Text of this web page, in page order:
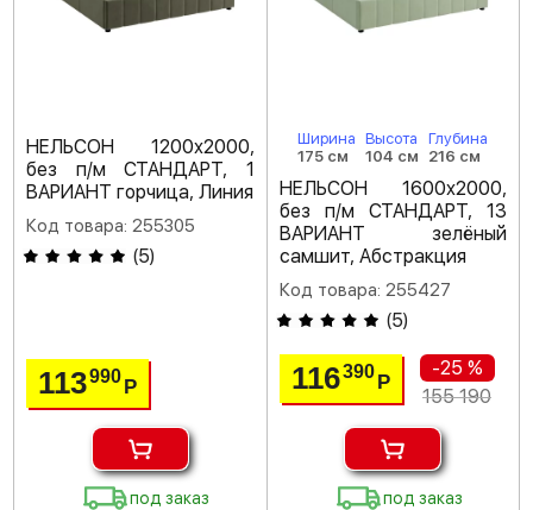
НЕЛЬСОН 1200х2000,
без п/м СТАНДАРТ, 1
ВАРИАНТ горчица, Линия
Код товара: 255305
(5)
113990 Р
под заказ
Ширина
175 см
Высота
104 см
Глубина
216 см
НЕЛЬСОН 1600х2000,
без п/м СТАНДАРТ, 13
ВАРИАНТ зелёный
самшит, Абстракция
Код товара: 255427
(5)
116390 Р
-25 %
155 190
под заказ